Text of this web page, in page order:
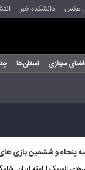
عکس دانشکده خبر
فضای مجازی استان‌ها
پنجاه و ششمین بازی های